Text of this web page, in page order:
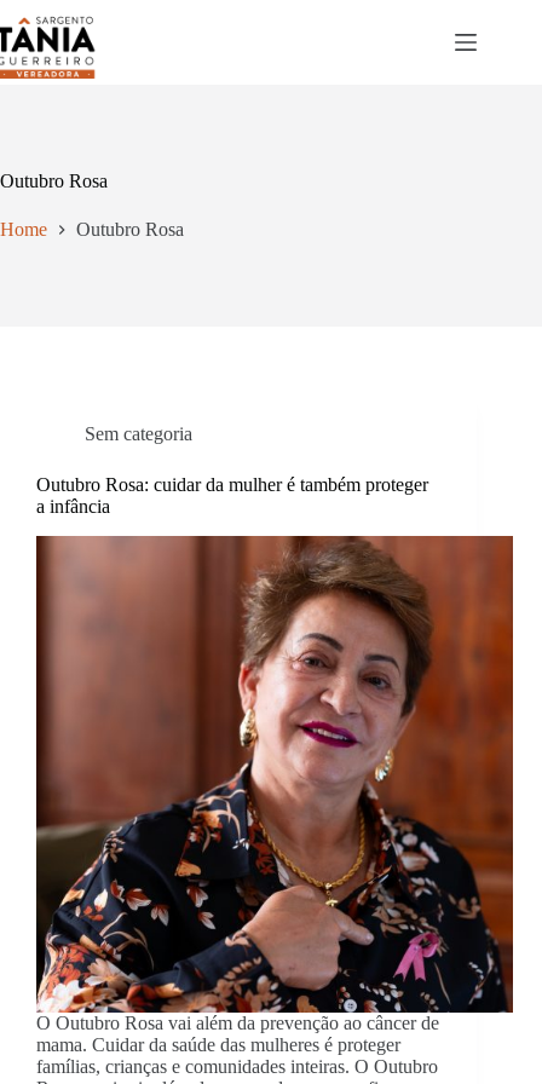
para
o
conteúdo
Outubro Rosa
Home Outubro Rosa
Sem categoria
Outubro Rosa: cuidar da mulher é também proteger
a infância
O Outubro Rosa vai além da prevenção ao câncer de
mama. Cuidar da saúde das mulheres é proteger
famílias, crianças e comunidades inteiras. O Outubro